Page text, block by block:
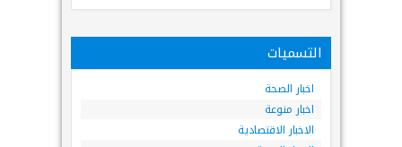
التسميات
اخبار الصحة
اخبار منوعة
الاخبار الاقتصادية